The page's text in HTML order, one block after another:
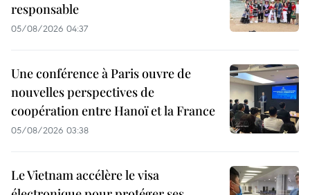
responsable
05/08/2026 04:37
Une conférence à Paris ouvre de
nouvelles perspectives de
coopération entre Hanoï et la France
05/08/2026 03:38
Le Vietnam accélère le visa